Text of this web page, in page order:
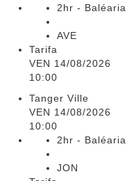
2hr - Baléaria
AVE
Tarifa
VEN 14/08/2026
10:00
Tanger Ville
VEN 14/08/2026
10:00
2hr - Baléaria
JON